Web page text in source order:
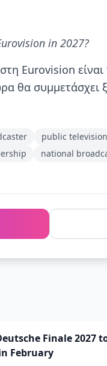
in 2027?
Eurovision
θα συμμετάσχει
public
national
Finale 2027
February